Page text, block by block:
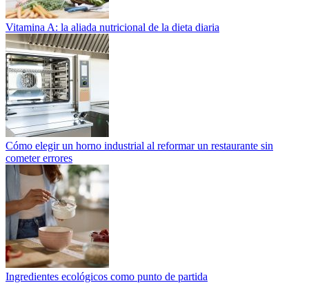
Vitamina A: la aliada nutricional de la dieta diaria
Cómo elegir un horno industrial al reformar un restaurante sin
cometer errores
Ingredientes ecológicos como punto de partida